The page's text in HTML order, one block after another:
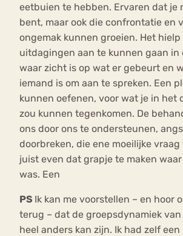
eetbuien te hebben. Ervaren dat je
bent, maar ook die confrontatie en
ongemak kunnen groeien. Het hielp
uitdagingen aan te kunnen gaan in
waar zicht is op wat er gebeurt en
iemand is om aan te spreken. Een
kunnen oefenen, voor wat je in het
zou kunnen tegenkomen. De
ons door ons te ondersteunen,
doorbreken, die ene moeilijke
juist even dat grapje te maken
was. Een
PS Ik kan me voorstellen – en hoor
terug – dat de groepsdynamiek van
heel anders kan zijn. Ik had zelf